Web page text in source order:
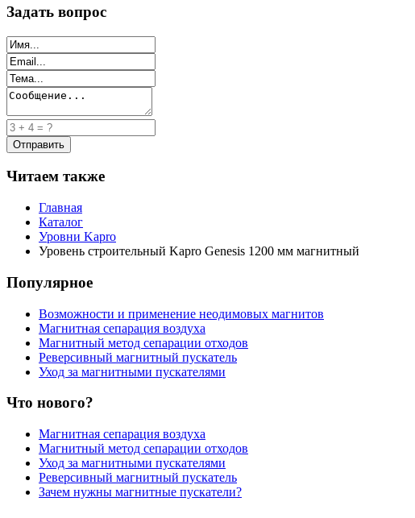
Задать вопрос
Читаем также
Главная
Каталог
Уровни Kapro
Уровень строительный Kapro Genesis 1200 мм магнитный
Популярное
Возможности и применение неодимовых магнитов
Магнитная сепарация воздуха
Магнитный метод сепарации отходов
Реверсивный магнитный пускатель
Уход за магнитными пускателями
Что нового?
Магнитная сепарация воздуха
Магнитный метод сепарации отходов
Уход за магнитными пускателями
Реверсивный магнитный пускатель
Зачем нужны магнитные пускатели?